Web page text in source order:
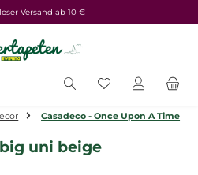
Versand ab 10 €
Du hast 0
Casadeco - Once Upon A Time
uni beige